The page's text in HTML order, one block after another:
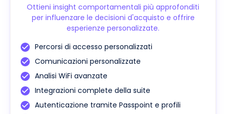
Ottieni insight comportamentali più approfonditi
per influenzare le decisioni d'acquisto e offrire
esperienze personalizzate.
Percorsi di accesso personalizzati
Comunicazioni personalizzate
Analisi WiFi avanzate
Integrazioni complete della suite
Autenticazione tramite Passpoint e profili